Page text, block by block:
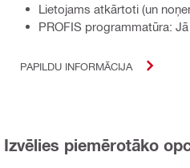
Lietojams atkārtoti (un
PROFIS programmatūra: Jā
PAPILDU INFORMĀCIJA
Izvēlies piemērotāko